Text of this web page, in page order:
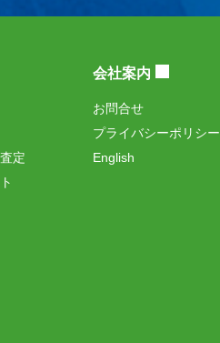
定
会社案内
お問合せ
プライバシーポリシー
English